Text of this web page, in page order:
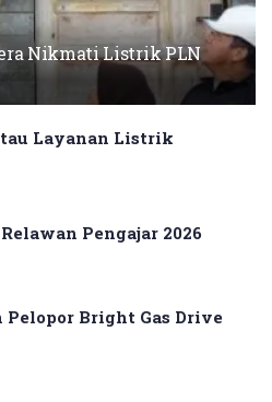
Nikmati Listrik PLN
Layanan Listrik
Pengajar 2026
Pelopor Bright Gas Drive